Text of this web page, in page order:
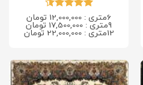
امتیاز4.5
از 5
6متری : 12,000,000 تومان
9متری : 17,500,000 تومان
12متری : 22,000,000 تومان